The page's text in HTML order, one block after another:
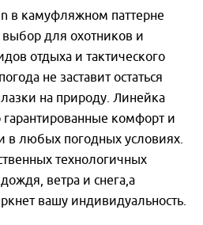
в камуфляжном паттерне
для охотников и
отдыха и тактического
не заставит остаться
на природу. Линейка
комфорт и
в любых погодных условиях.
технологичных
ветра и снега,а
вашу индивидуальность.